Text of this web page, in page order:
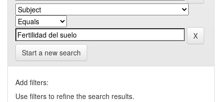
Start a new search
Add filters:
Use filters to refine the search results.